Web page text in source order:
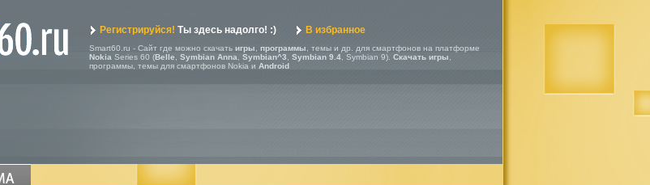
Регистрируйся! Ты здесь надолго! :) В избранное
Smart60.ru - Сайт где можно скачать игры программы , темы и др. для смартфонов на платформе
Nokia Series 60 (Belle Symbian Anna Symbian^3 Symbian 9.4 , Symbian 9). Скачать игры
программы, темы для смартфонов Nokia и Android